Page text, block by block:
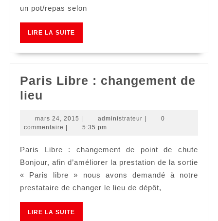
un pot/repas selon
LIRE LA SUITE
Paris Libre : changement de
lieu
:
de
lieu
mars 24, 2015 mars
24,
administrateur administrateur
0
commentaire
5:35 pm
Paris Libre : changement de point de chute
Bonjour, afin d’améliorer la prestation de la sortie
« Paris libre » nous avons demandé à notre
prestataire de changer le lieu de dépôt,
LIRE LA SUITE